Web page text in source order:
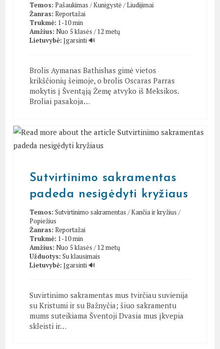
Temos: Pašaukimas /Kunigystė /Liudijimai
Žanras: Reportažai
Trukmė: 1-10 min
Amžius: Nuo 5 klasės / 12 metų
Lietuvybė: Įgarsinti 🔊
Brolis Aymanas Bathishas gimė vietos
krikščionių šeimoje, o brolis Oscaras Parras
mokytis į Šventąją Žemę atvyko iš Meksikos.
Broliai pasakoja…
Sutvirtinimo sakramentas
padeda nesigėdyti kryžiaus
Temos: Sutvirtinimo sakramentas /Kančia ir kryžius /
Popiežius
Žanras: Reportažai
Trukmė: 1-10 min
Amžius: Nuo 5 klasės / 12 metų
Užduotys: Su klausimais
Lietuvybė: Įgarsinti 🔊
Suvirtinimo sakramentas mus tvirčiau suvienija
su Kristumi ir su Bažnyčia; šiuo sakramentu
mums suteikiama Šventoji Dvasia mus įkvepia
skleisti ir…